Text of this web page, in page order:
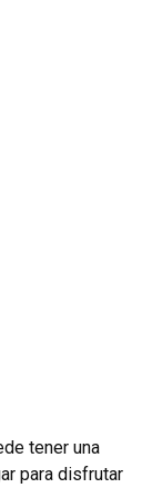
tener una
para disfrutar